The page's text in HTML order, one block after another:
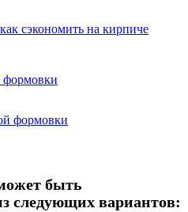
сэкономить на кирпиче
формовки
быть
следующих вариантов: